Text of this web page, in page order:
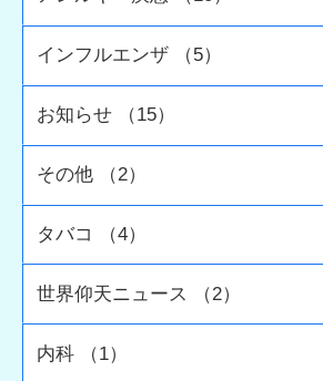
インフルエンザ （5）
お知らせ （15）
その他 （2）
タバコ （4）
世界仰天ニュース （2）
内科 （1）